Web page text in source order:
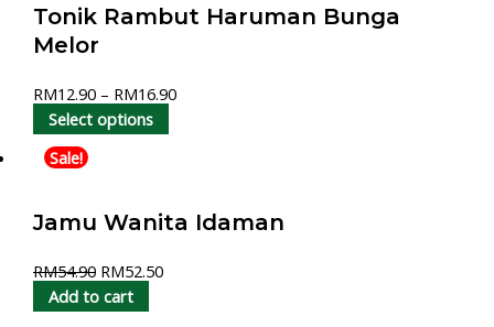
Tonik Rambut Haruman Bunga
Melor
RM12.90 – RM16.90
Select options
Sale!
Jamu Wanita Idaman
RM54.90 RM52.50
Add to cart